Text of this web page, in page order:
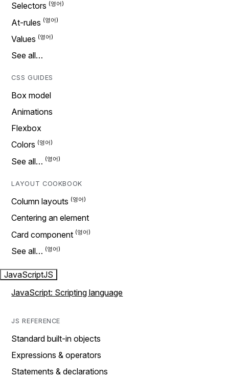
Selectors
At-rules
Values
See all…
CSS GUIDES
Box model
Animations
Flexbox
Colors
See all…
LAYOUT COOKBOOK
Column layouts
Centering an element
Card component
See all…
JavaScriptJS
JavaScript: Scripting language
JS REFERENCE
Standard built-in objects
Expressions & operators
Statements & declarations